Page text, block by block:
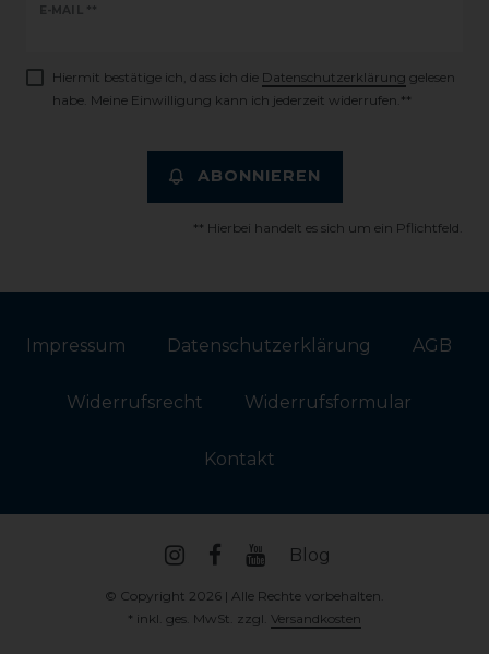
E-MAIL **
Newsletter
Hiermit bestätige ich, dass ich die Daten­schutz­erklärung gelesen
habe. Meine Einwilligung kann ich jederzeit widerrufen.**
ABONNIEREN
** Hierbei handelt es sich um ein Pflichtfeld.
Impressum Daten­schutz­erklärung AGB
Widerrufs­recht Widerrufs­formular
Kontakt
Blog
© Copyright 2026 | Alle Rechte vorbehalten.
* inkl. ges. MwSt. zzgl. Versandkosten